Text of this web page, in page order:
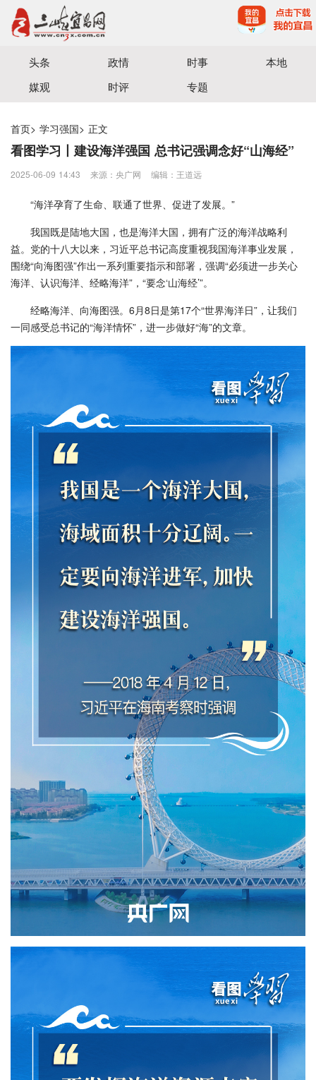
宜昌三峡融媒体中心主办
头条 政情 时事
本地
媒观
时评 专题
首页> 学习强国> 正文
看图学习丨建设海洋强国 总书记强调念好“山海经”
2025-06-09 14:43 来源：央广网 编辑：王道远
“海洋孕育了生命、联通了世界、促进了发展。”
我国既是陆地大国，也是海洋大国，拥有广泛的海洋战略利
益。党的十八大以来，习近平总书记高度重视我国海洋事业发展，
围绕“向海图强”作出一系列重要指示和部署，强调“必须进一步关心
海洋、认识海洋、经略海洋”，“要念‘山海经’”。
经略海洋、向海图强。6月8日是第17个“世界海洋日”，让我们
一同感受总书记的“海洋情怀”，进一步做好“海”的文章。